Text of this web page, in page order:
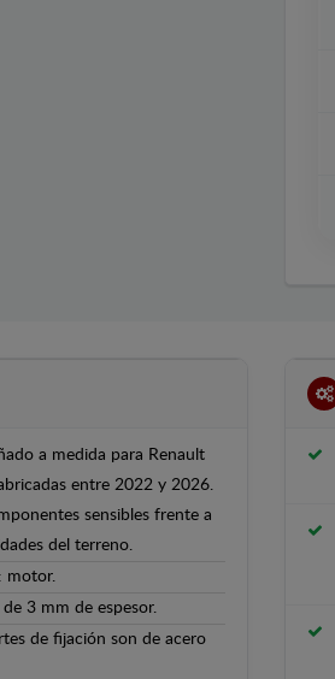
a medida para Renault
entre 2022 y 2026.
sensibles frente a
del terreno.
motor.
3 mm de espesor.
de fijación son de acero